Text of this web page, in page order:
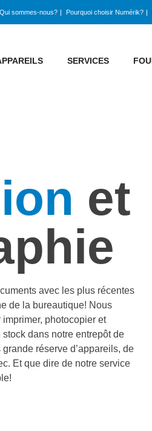
Qui sommes-nous? Pourquoi choisir Numérik?
SERVICES
et
avec les plus récentes
de la bureautique! Nous
imprimer, photocopier et
dans notre entrepôt de
réserve d’appareils, de
Et que dire de notre service